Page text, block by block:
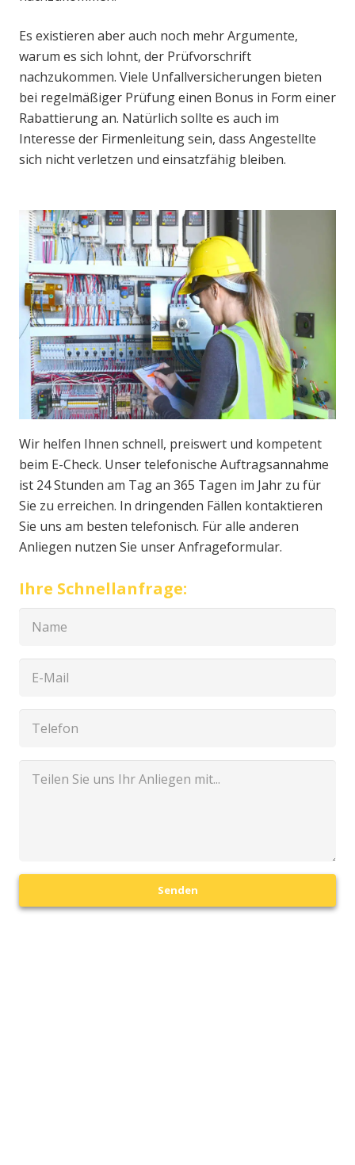
Es existieren aber auch noch mehr Argumente,
warum es sich lohnt, der Prüfvorschrift
nachzukommen. Viele Unfallversicherungen bieten
bei regelmäßiger Prüfung einen Bonus in Form einer
Rabattierung an. Natürlich sollte es auch im
Interesse der Firmenleitung sein, dass Angestellte
sich nicht verletzen und einsatzfähig bleiben.
Wir helfen Ihnen schnell, preiswert und kompetent
beim E-Check. Unser telefonische Auftragsannahme
ist 24 Stunden am Tag an 365 Tagen im Jahr zu für
Sie zu erreichen. In dringenden Fällen kontaktieren
Sie uns am besten telefonisch. Für alle anderen
Anliegen nutzen Sie unser Anfrageformular.
Ihre Schnellanfrage:
Senden